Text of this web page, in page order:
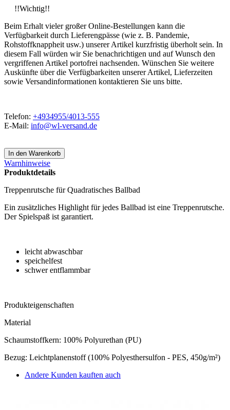
!!Wichtig!!
Beim Erhalt vieler großer Online-Bestellungen kann die
Verfügbarkeit durch Lieferengpässe (wie z. B. Pandemie,
Rohstoffknappheit usw.) unserer Artikel kurzfristig überholt sein. In
diesem Fall würden wir Sie benachrichtigen und auf Wunsch den
vergriffenen Artikel portofrei nachsenden. Wünschen Sie weitere
Auskünfte über die Verfügbarkeiten unserer Artikel, Lieferzeiten
sowie Versandinformationen kontaktieren Sie uns bitte.
Telefon: +4934955/4013-555
E-Mail: info@wl-versand.de
Warnhinweise
Produktdetails
Treppenrutsche für Quadratisches Ballbad
Ein zusätzliches Highlight für jedes Ballbad ist eine Treppenrutsche.
Der Spielspaß ist garantiert.
leicht abwaschbar
speichelfest
schwer entflammbar
Produkteigenschaften
Material
Schaumstoffkern: 100% Polyurethan (PU)
Bezug: Leichtplanenstoff (100% Polyesthersulfon - PES, 450g/m²)
Andere Kunden kauften auch